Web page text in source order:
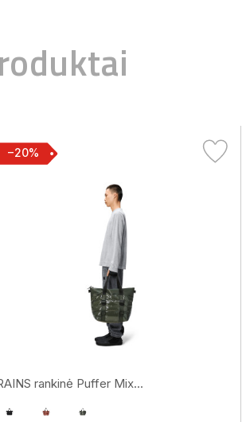
−20%
rankinė Puffer Mix...